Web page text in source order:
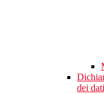
dei dati